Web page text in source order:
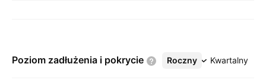
Poziom zadłużenia i pokrycie Roczny Kwartalny
Więcej